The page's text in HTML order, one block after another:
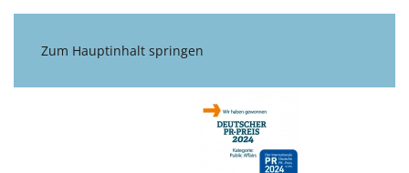
Zum Hauptinhalt springen